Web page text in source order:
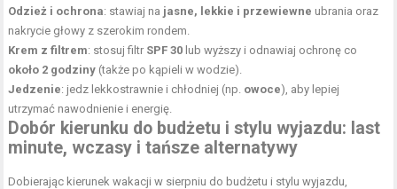
Odzież i ochrona: stawiaj na jasne, lekkie i przewiewne ubrania oraz
nakrycie głowy z szerokim rondem.
Krem z filtrem: stosuj filtr SPF 30 lub wyższy i odnawiaj ochronę co
około 2 godziny (także po kąpieli w wodzie).
Jedzenie: jedz lekkostrawnie i chłodniej (np. owoce), aby lepiej
utrzymać nawodnienie i energię.
Dobór kierunku do budżetu i stylu wyjazdu: last
minute, wczasy i tańsze alternatywy
Dobierając kierunek wakacji w sierpniu do budżetu i stylu wyjazdu,